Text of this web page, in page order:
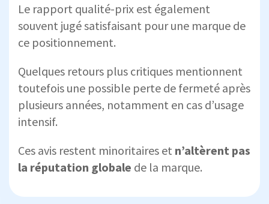
Le rapport qualité-prix est également
souvent jugé satisfaisant pour une marque de
ce positionnement.
Quelques retours plus critiques mentionnent
toutefois une possible perte de fermeté après
plusieurs années, notamment en cas d’usage
intensif.
Ces avis restent minoritaires et n’altèrent pas
la réputation globale de la marque.